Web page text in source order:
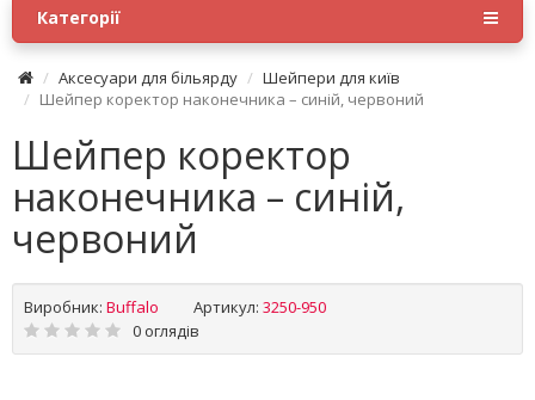
Категорії
Аксесуари для більярду
Шейпери для київ
Шейпер коректор наконечника – синій, червоний
Шейпер коректор
наконечника – синій,
червоний
Виробник: Buffalo Артикул: 3250-950
0 оглядів